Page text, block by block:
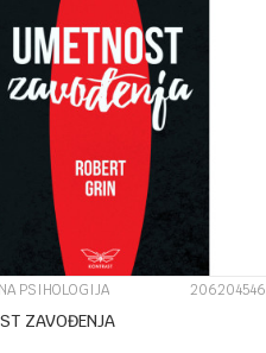
UPOREDI
PSIHOLOGIJA 206204546
ZAVOĐENJA